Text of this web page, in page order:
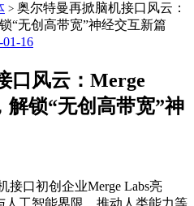
> 奥尔特曼再掀脑机接口风云：
“无创高带宽”神经交互新篇
01-16
口风云：Merge
解锁“无创高带宽”神
接口初创企业Merge Labs亮
工智能界限，推动人类能力等